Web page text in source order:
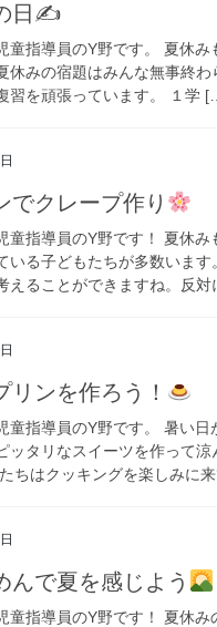
日✍
童指導員のY野です。 夏休
休みの宿題はみんな無事終
習を頑張っています。 １学
でクレープ作り
童指導員のY野です！ 夏休
いる子どもたちが多数いま
えることができますね。反
リンを作ろう！
童指導員のY野です。 暑い
ッタリなスイーツを作って
ちはクッキングを楽しみに
んで夏を感じよう
童指導員のY野です！ 夏休